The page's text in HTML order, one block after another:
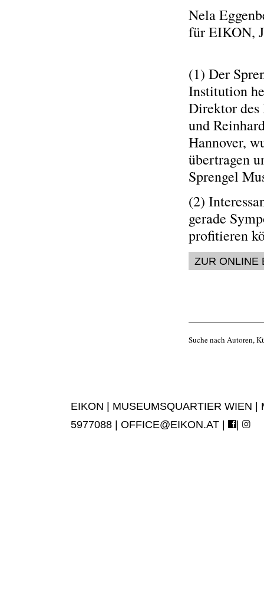
Nela
für EIKON,
(1) Der
Institution
Direktor
und
Hannover,
übertragen
Sprengel
(2)
gerade
profitieren
ZUR ONLINE
Suche nach Autoren,
EIKON | MUSEUMSQUARTIER WIEN
5977088 | OFFICE@EIKON.AT | |